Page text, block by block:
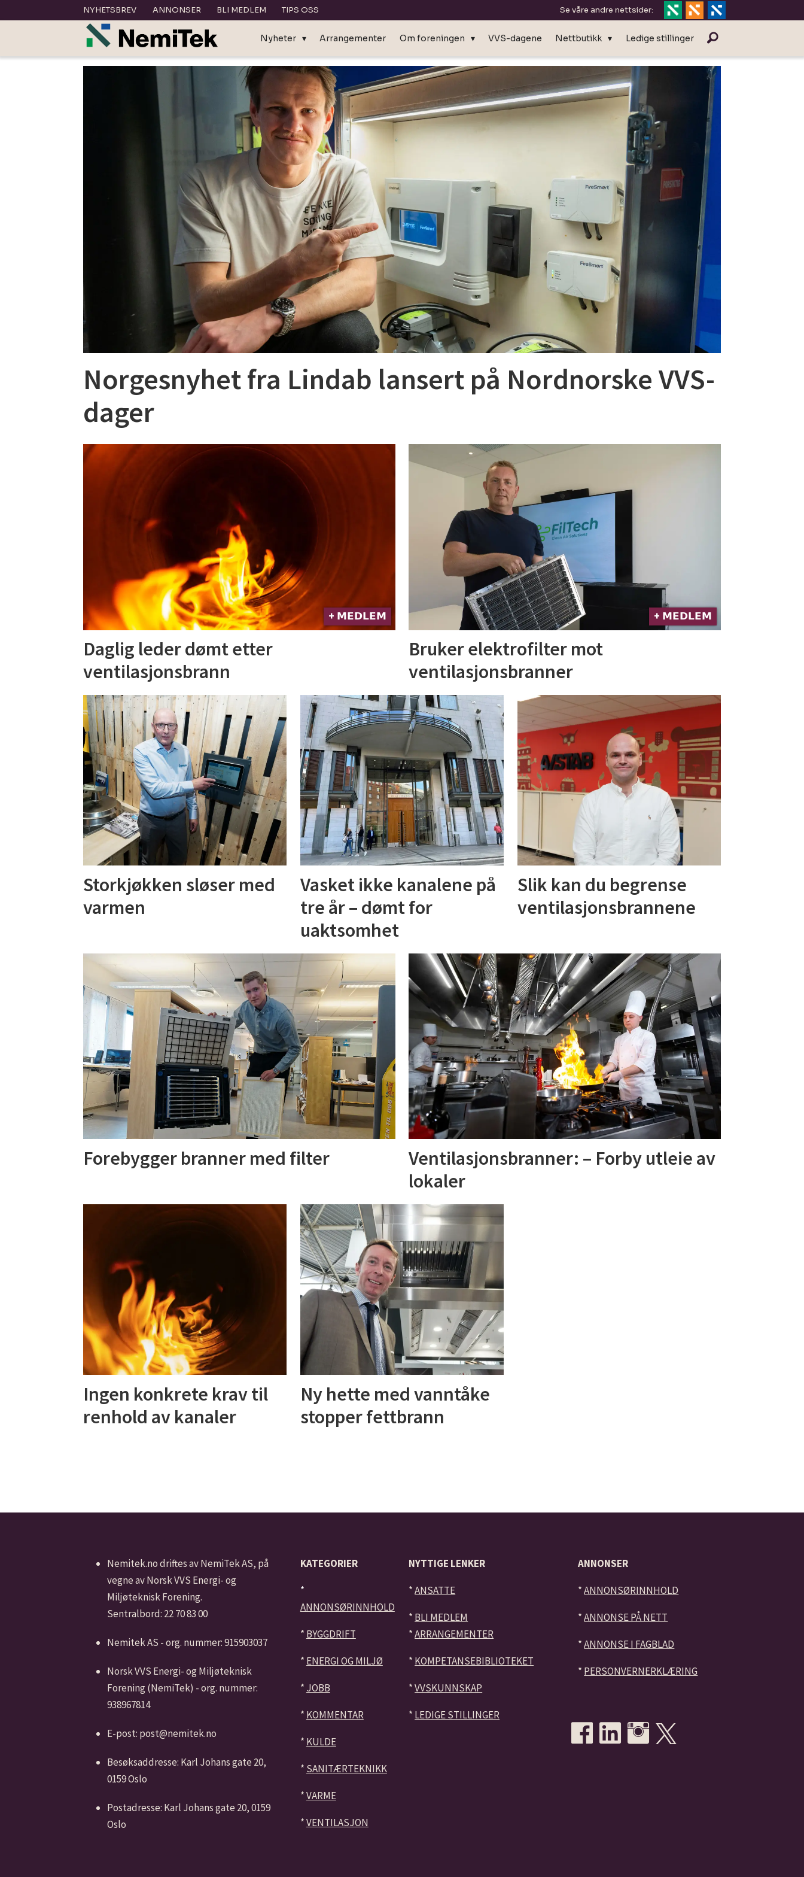
NYHETSBREV ANNONSER BLI MEDLEM TIPS OSS Se våre andre nettsider:
Nyheter Arrangementer Om foreningen VVS-dagene Nettbutikk Ledige stillinger
ventilasjonsanlegg
Norgesnyhet fra Lindab lansert på Nordnorske VVS-
dager
+ 𝗠𝗘𝗗𝗟𝗘𝗠
Daglig leder dømt etter
ventilasjonsbrann
+ 𝗠𝗘𝗗𝗟𝗘𝗠
Bruker elektrofilter mot
ventilasjonsbranner
Storkjøkken sløser med
varmen
Vasket ikke kanalene på
tre år – dømt for
uaktsomhet
Slik kan du begrense
ventilasjonsbrannene
Forebygger branner med filter
Ventilasjonsbranner: – Forby utleie av
lokaler
Ingen konkrete krav til
renhold av kanaler
Ny hette med vanntåke
stopper fettbrann
Nemitek.no driftes av NemiTek AS, på
vegne av Norsk VVS Energi- og
Miljøteknisk Forening.
Sentralbord: 22 70 83 00
Nemitek AS - org. nummer: 915903037
Norsk VVS Energi- og Miljøteknisk
Forening (NemiTek) - org. nummer:
938967814
E-post: post@nemitek.no
Besøksaddresse: Karl Johans gate 20,
0159 Oslo
Postadresse: Karl Johans gate 20, 0159
Oslo
KATEGORIER
*
ANNONSØRINNHOLD
* BYGGDRIFT
* ENERGI OG MILJØ
* JOBB
* KOMMENTAR
* KULDE
* SANITÆRTEKNIKK
*VARME
*VENTILASJON
NYTTIGE LENKER
*ANSATTE
* BLI MEDLEM
*ARRANGEMENTER
* KOMPETANSEBIBLIOTEKET
*VVSKUNNSKAP
* LEDIGE STILLINGER
ANNONSER
*ANNONSØRINNHOLD
*ANNONSE PÅ NETT
*ANNONSE I FAGBLAD
* PERSONVERNERKLÆRING